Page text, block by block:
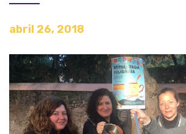
abril 26, 2018